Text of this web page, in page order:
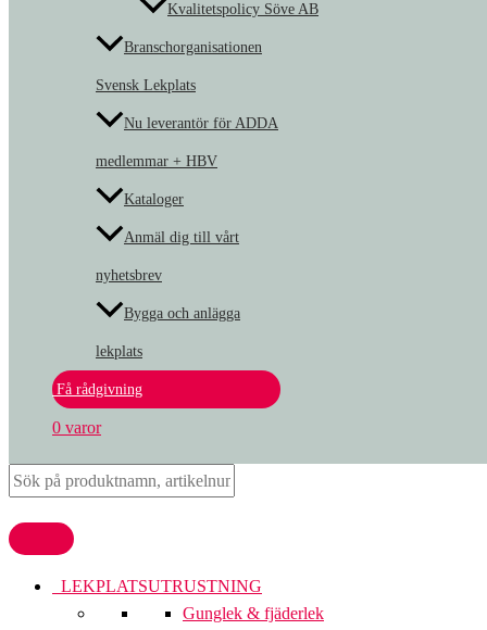
Kvalitetspolicy Söve AB
Branschorganisationen
Svensk Lekplats
Nu leverantör för ADDA
medlemmar + HBV
Kataloger
Anmäl dig till vårt
nyhetsbrev
Bygga och anlägga
lekplats
Få rådgivning
0 varor
LEKPLATSUTRUSTNING
Gunglek & fjäderlek